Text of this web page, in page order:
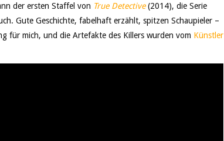
der ersten Staffel von True Detective(2014), die Serie
Gute Geschichte, fabelhaft erzählt, spitzen Schaupieler –
für mich, und die Artefakte des Killers wurden vom Künstler